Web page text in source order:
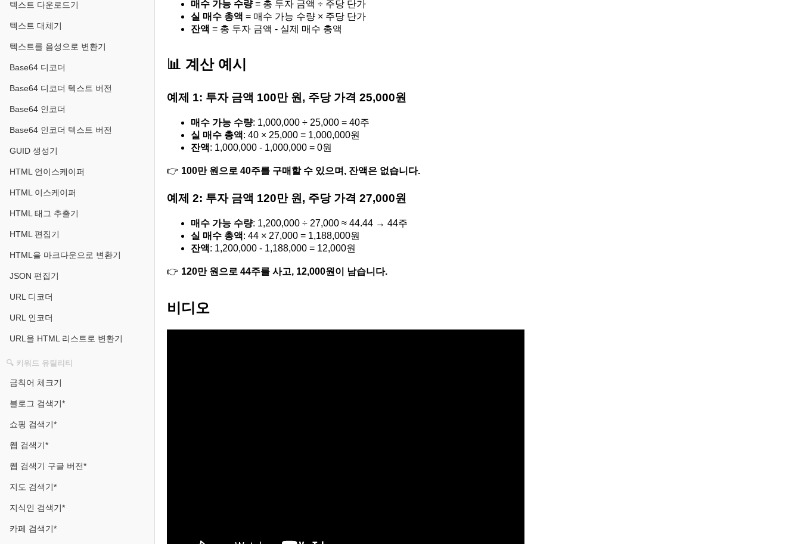
텍스트 다운로드기
텍스트 대체기
텍스트를 음성으로 변환기
Base64 디코더
Base64 디코더 텍스트 버전
Base64 인코더
Base64 인코더 텍스트 버전
GUID 생성기
HTML 언이스케이퍼
HTML 이스케이퍼
HTML 태그 추출기
HTML 편집기
HTML을 마크다운으로 변환기
JSON 편집기
URL 디코더
URL 인코더
URL을 HTML 리스트로 변환기
🔍 키워드 유틸리티
금칙어 체크기
블로그 검색기*
쇼핑 검색기*
웹 검색기*
웹 검색기 구글 버전*
지도 검색기*
지식인 검색기*
카페 검색기*
매수 가능 수량= 총 투자 금액 ÷ 주당 단가
실 매수 총액 = 매수 가능 수량 × 주당 단가
잔액 = 총 투자 금액 - 실제 매수 총액
📊 계산 예시
예제 1: 투자 금액 100만 원, 주당 가격 25,000원
매수 가능 수량: 1,000,000 ÷ 25,000 = 40주
실 매수 총액: 40 × 25,000 = 1,000,000원
잔액: 1,000,000 - 1,000,000 = 0원
👉 100만 원으로 40주를 구매할 수 있으며, 잔액은 없습니다.
예제 2: 투자 금액 120만 원, 주당 가격 27,000원
매수 가능 수량: 1,200,000 ÷ 27,000 ≈ 44.44 → 44주
실 매수 총액: 44 × 27,000 = 1,188,000원
잔액: 1,200,000 - 1,188,000 = 12,000원
👉 120만 원으로 44주를 사고, 12,000원이 남습니다.
비디오